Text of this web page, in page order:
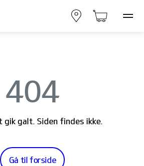
404
gik galt. Siden findes ikke.
Gå til forside